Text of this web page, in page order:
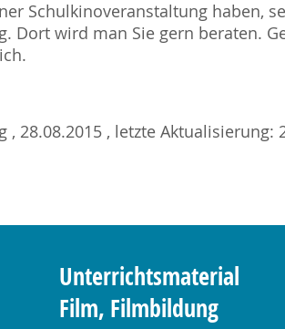
Schulkinoveranstaltung haben,
Dort wird man Sie gern beraten.
28.08.2015 , letzte Aktualisierung:
Unterrichtsmaterial
Film, Filmbildung